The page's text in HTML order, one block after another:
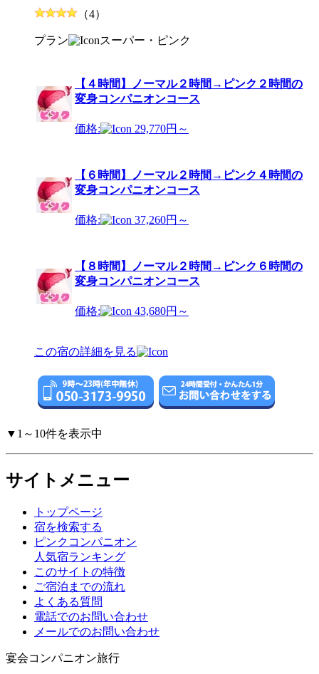
（4）
プラン スーパー・ピンク
【４時間】ノーマル２時間→ピンク２時間の
変身コンパニオンコース
価格: 29,770円～
【６時間】ノーマル２時間→ピンク４時間の
変身コンパニオンコース
価格: 37,260円～
【８時間】ノーマル２時間→ピンク６時間の
変身コンパニオンコース
価格: 43,680円～
この宿の詳細を見る
▼1～10件を表示中
サイトメニュー
トップページ
宿を検索する
ピンクコンパニオン
人気宿ランキング
このサイトの特徴
ご宿泊までの流れ
よくある質問
電話でのお問い合わせ
メールでのお問い合わせ
宴会コンパニオン旅行